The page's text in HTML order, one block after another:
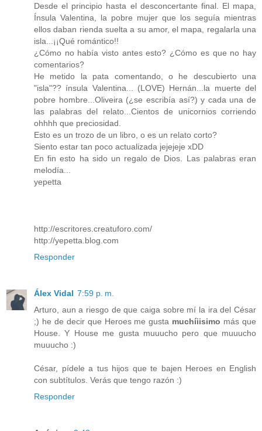
Desde el principio hasta el desconcertante final. El mapa,
Ínsula Valentina, la pobre mujer que los seguía mientras
ellos daban rienda suelta a su amor, el mapa, regalarla una
isla...¡¡Qué romántico!!
¿Cómo no había visto antes esto? ¿Cómo es que no hay
comentarios?
He metido la pata comentando, o he descubierto una
"isla"?? ínsula Valentina... (LOVE) Hernán...la muerte del
pobre hombre...Oliveira (¿se escribía así?) y cada una de
las palabras del relato...Cientos de unicornios corriendo
ohhhh que preciosidad.
Esto es un trozo de un libro, o es un relato corto?
Siento estar tan poco actualizada jejejeje xDD
En fin esto ha sido un regalo de Dios. Las palabras eran
melodía...
yepetta
http://escritores.creatuforo.com/
http://yepetta.blog.com
Responder
Álex Vidal 7:59 p. m.
Arturo, aun a riesgo de que caiga sobre mí la ira del César
;) he de decir que Heroes me gusta muchíiisimo más que
House. Y House me gusta muuucho pero que muuucho
muuucho :)
César, pídele a tus hijos que te bajen Heroes en English
con subtítulos. Verás que tengo razón :)
Responder